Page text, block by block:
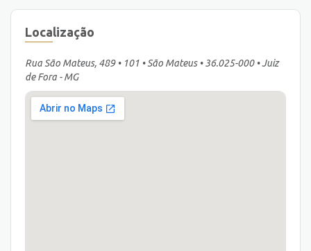
Localização
Rua São Mateus, 489 • 101 • São Mateus • 36.025-000 • Juiz
de Fora - MG